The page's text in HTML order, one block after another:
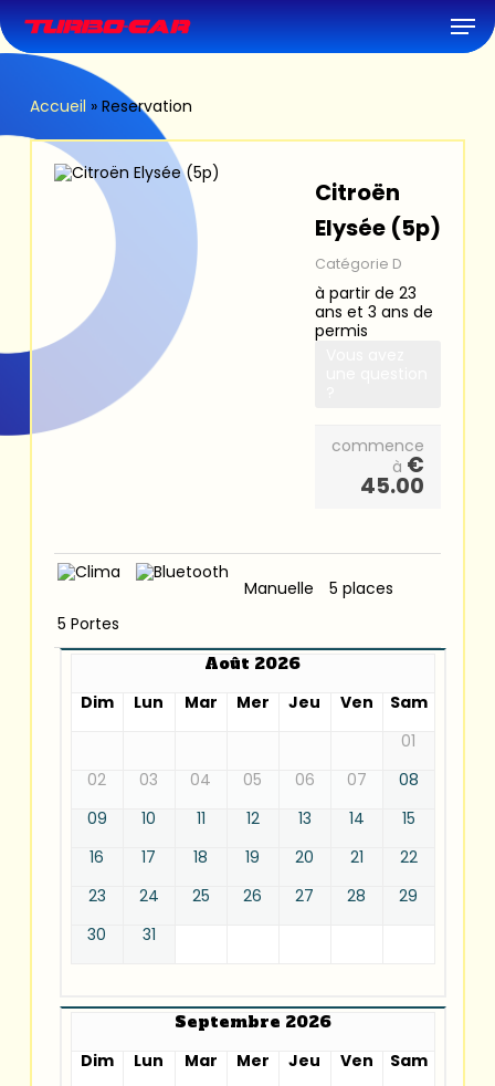
to
main
content
Accueil » Reservation
Citroën
Elysée (5p)
Catégorie D
à partir de 23
ans et 3 ans de
permis
commence
à €
45.00
Manuelle
5 places
5 Portes
Août 2026
Dim
Lun Mar Mer Jeu Ven
Sam
01
02
03 04 05 06 07
08
09
10 11 12 13 14
15
16
17 18 19 20 21
22
23
24 25 26 27 28
29
30
31
Septembre 2026
Dim
Lun Mar Mer Jeu Ven
Sam